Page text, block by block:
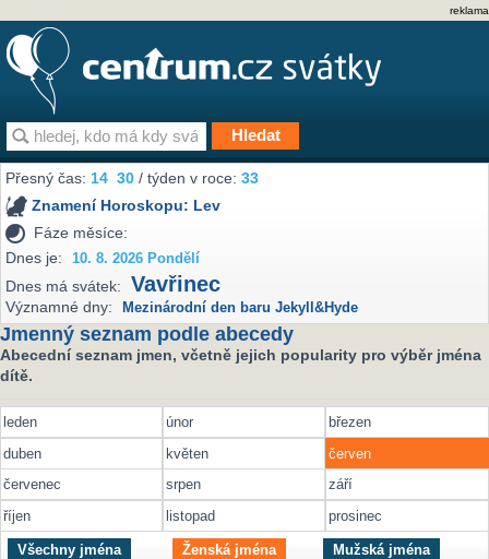
reklama
Přesný čas:14 30 / týden v roce:33
Znamení Horoskopu: Lev
Fáze měsíce:
Dnes je:
10. 8. 2026 Pondělí
Dnes má svátek: Vavřinec
Významné dny: Mezinárodní den baru Jekyll&Hyde
Jmenný seznam podle abecedy
Abecední seznam jmen, včetně jejich popularity pro výběr jména
dítě.
leden únor
březen
duben
květen
červen
červenec
srpen
září
říjen
listopad prosinec
Všechny jména Ženská jména Mužská jména